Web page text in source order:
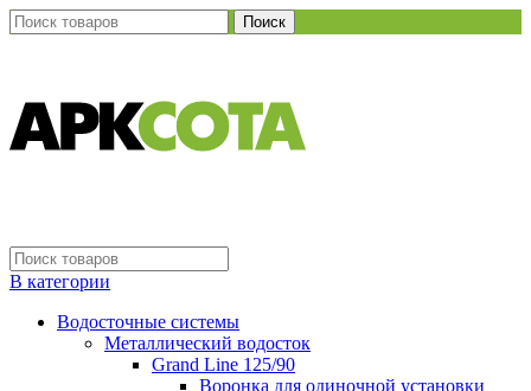
Поиск
В категории
Водосточные системы
Металлический водосток
Grand Line 125/90
Воронка для одиночной установки